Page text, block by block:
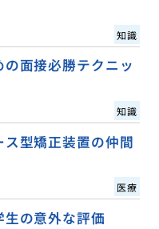
知識
面接必勝テクニッ
知識
型矯正装置の仲間
医療
の意外な評価